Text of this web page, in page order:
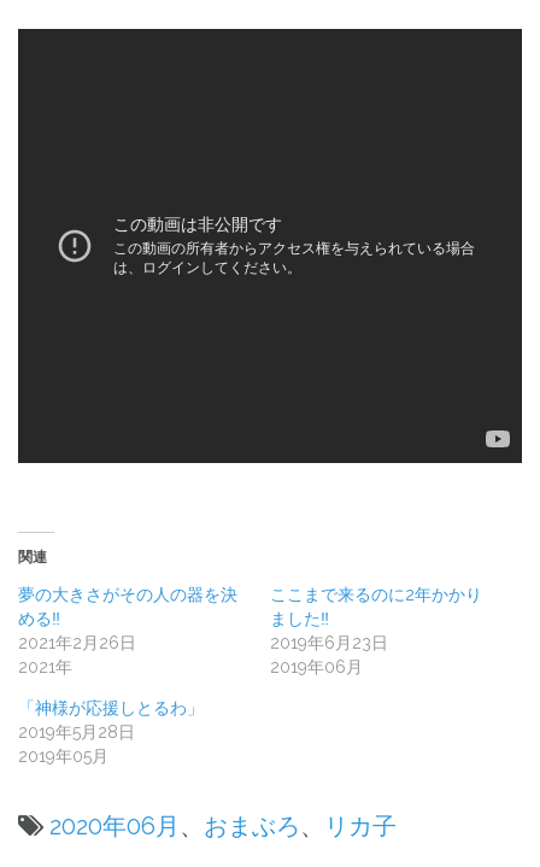
関連
夢の大きさがその人の器を決
める‼️
2021年2月26日
2021年
ここまで来るのに2年かかり
ました‼️
2019年6月23日
2019年06月
「神様が応援しとるわ」
2019年5月28日
2019年05月
2020年06月 、 おまぶろ、 リカ子